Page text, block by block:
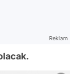
Reklam